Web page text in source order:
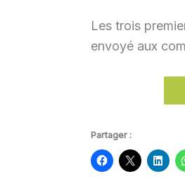
Les trois
envoyé aux
Partager :